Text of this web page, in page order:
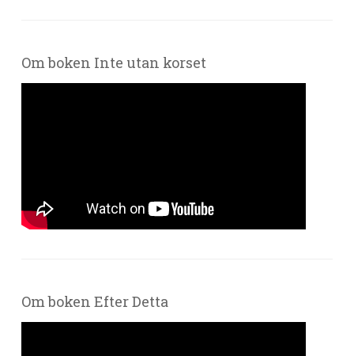
Om boken Inte utan korset
Om boken Efter Detta